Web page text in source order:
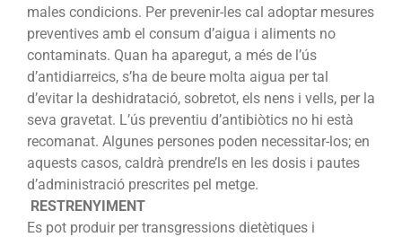
males condicions. Per prevenir-les cal adoptar mesures
preventives amb el consum d’aigua i aliments no
contaminats. Quan ha aparegut, a més de l’ús
d’antidiarreics, s’ha de beure molta aigua per tal
d’evitar la deshidratació, sobretot, els nens i vells, per la
seva gravetat. L’ús preventiu d’antibiòtics no hi està
recomanat. Algunes persones poden necessitar-los; en
aquests casos, caldrà prendre’ls en les dosis i pautes
d’administració prescrites pel metge.
RESTRENYIMENT
Es pot produir per transgressions dietètiques i